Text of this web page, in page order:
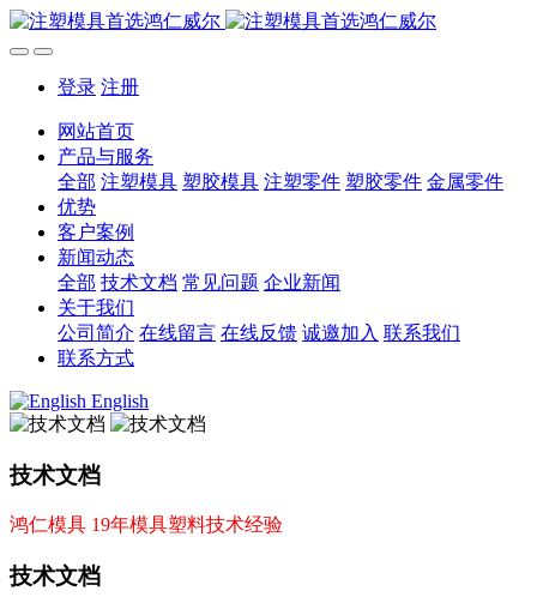
登录 注册
网站首页
产品与服务
全部 注塑模具 塑胶模具 注塑零件 塑胶零件 金属零件
优势
客户案例
新闻动态
全部 技术文档 常见问题 企业新闻
关于我们
公司简介 在线留言 在线反馈 诚邀加入 联系我们
联系方式
English
技术文档
鸿仁模具 19年模具塑料技术经验
技术文档